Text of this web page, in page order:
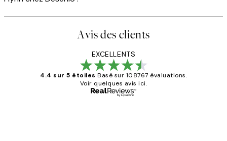
Avis des clients
EXCELLENTS
4.4 sur 5 étoiles Basé sur 108767 évaluations.
Voir quelques avis ici.